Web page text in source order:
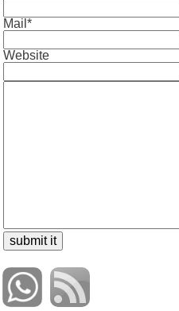
Mail*
Website